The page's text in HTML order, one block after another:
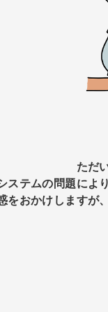
ただ
ステムの問題によ
をおかけしますが